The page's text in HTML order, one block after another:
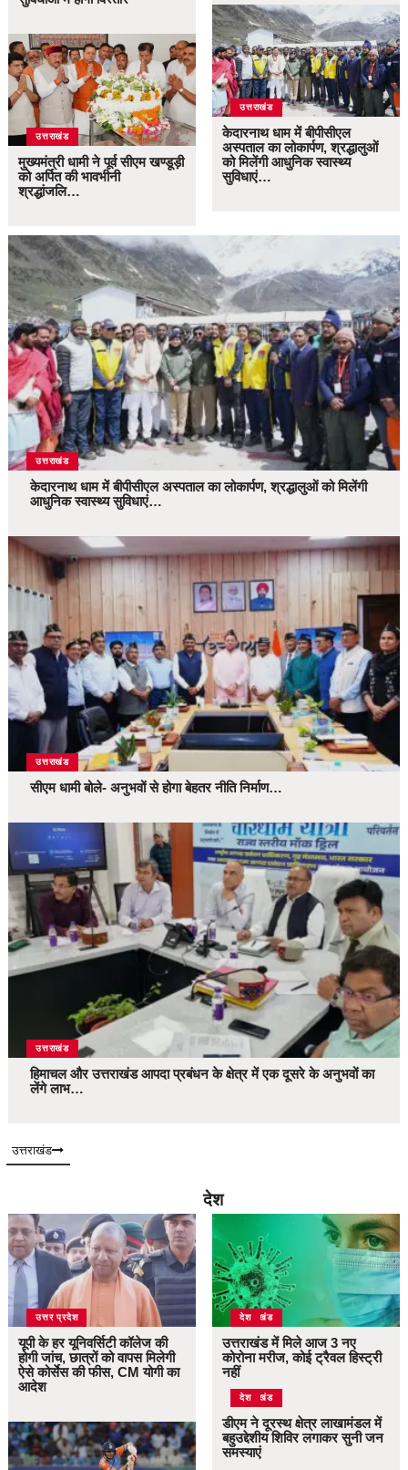
उत्तराखंड
मुख्यमंत्री धामी ने पूर्व सीएम खण्डूड़ी
को अर्पित की भावभीनी
श्रद्धांजलि…
उत्तराखंड
केदारनाथ धाम में बीपीसीएल
अस्पताल का लोकार्पण, श्रद्धालुओं
को मिलेंगी आधुनिक स्वास्थ्य
सुविधाएं…
उत्तराखंड
केदारनाथ धाम में बीपीसीएल अस्पताल का लोकार्पण, श्रद्धालुओं को मिलेंगी
आधुनिक स्वास्थ्य सुविधाएं…
उत्तराखंड
सीएम धामी बोले- अनुभवों से होगा बेहतर नीति निर्माण…
उत्तराखंड
हिमाचल और उत्तराखंड आपदा प्रबंधन के क्षेत्र में एक दूसरे के अनुभवों का
लेंगे लाभ…
उत्तराखंड
देश
उत्तर प्रदेश
यूपी के हर यूनिवर्सिटी कॉलेज की
होगी जांच, छात्रों को वापस मिलेगी
ऐसे कोर्सेस की फीस, CM योगी का
आदेश
उत्तराखंड
देश
उत्तराखंड में मिले आज 3 नए
कोरोना मरीज, कोई ट्रैवल हिस्ट्री
नहीं
उत्तराखंड
देश
डीएम ने दूरस्थ क्षेत्र लाखामंडल में
बहुउद्देशीय शिविर लगाकर सुनी जन
समस्याएं